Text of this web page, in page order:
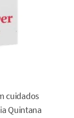
cuidados
Quintana